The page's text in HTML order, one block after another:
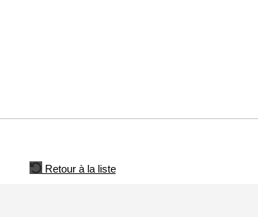
Retour à la liste